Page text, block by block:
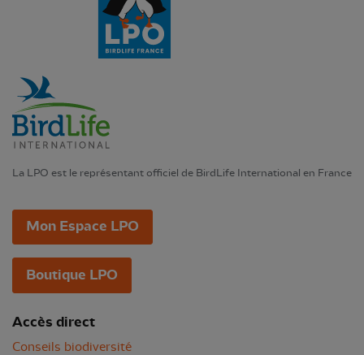
La LPO est le représentant officiel de BirdLife International en France
Mon Espace LPO
Boutique LPO
Accès direct
Conseils biodiversité